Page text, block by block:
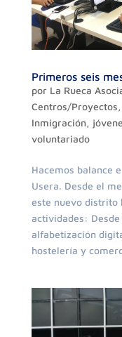
Primeros seis
por La Rueca
Centros/Proyectos,
Inmigración,
voluntariado
Hacemos balance
Usera. Desde el
este nuevo distrito
actividades:
alfabetización
hostelería y